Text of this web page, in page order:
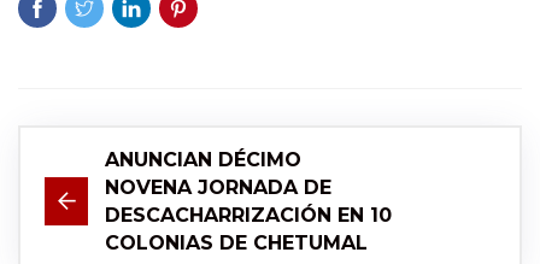
ANUNCIAN DÉCIMO
NOVENA JORNADA DE
DESCACHARRIZACIÓN EN 10
COLONIAS DE CHETUMAL